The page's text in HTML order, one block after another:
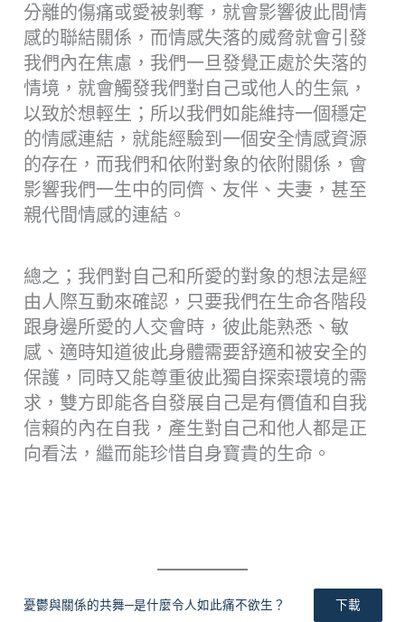
分離的傷痛或愛被剝奪，就會影響彼此間情
感的聯結關係，而情感失落的威脅就會引發
我們內在焦慮，我們一旦發覺正處於失落的
情境，就會觸發我們對自己或他人的生氣，
以致於想輕生；所以我們如能維持一個穩定
的情感連結，就能經驗到一個安全情感資源
的存在，而我們和依附對象的依附關係，會
影響我們一生中的同儕、友伴、夫妻，甚至
親代間情感的連結。
總之；我們對自己和所愛的對象的想法是經
由人際互動來確認，只要我們在生命各階段
跟身邊所愛的人交會時，彼此能熟悉、敏
感、適時知道彼此身體需要舒適和被安全的
保護，同時又能尊重彼此獨自探索環境的需
求，雙方即能各自發展自己是有價值和自我
信賴的內在自我，產生對自己和他人都是正
向看法，繼而能珍惜自身寶貴的生命。
憂鬱與關係的共舞─是什麼令人如此痛不欲生？ 下載